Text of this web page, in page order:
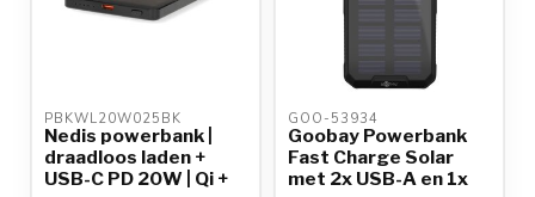
PBKWL20W025BK
Nedis powerbank |
draadloos laden +
USB-C PD 20W | Qi +
GOO-53934
Goobay Powerbank
Fast Charge Solar
met 2x USB-A en 1x